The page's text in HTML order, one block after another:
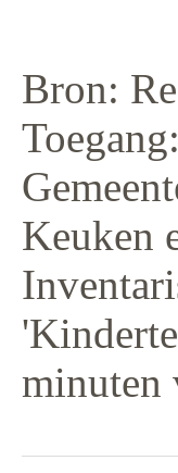
Bron:
Keuken
minuten